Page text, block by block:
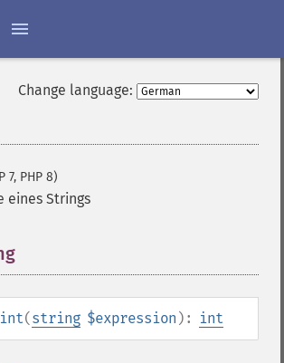
Change language:
7, PHP 8)
eines Strings
(string $expression ): int